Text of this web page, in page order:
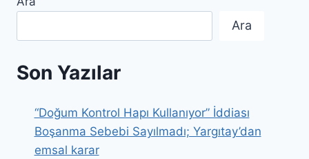
Ara
Son Yazılar
“Doğum Kontrol Hapı Kullanıyor” İddiası
Boşanma Sebebi Sayılmadı; Yargıtay’dan
emsal karar